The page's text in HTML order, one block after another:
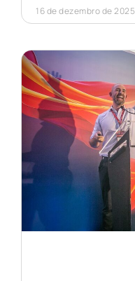
16 de dezembro de 2025